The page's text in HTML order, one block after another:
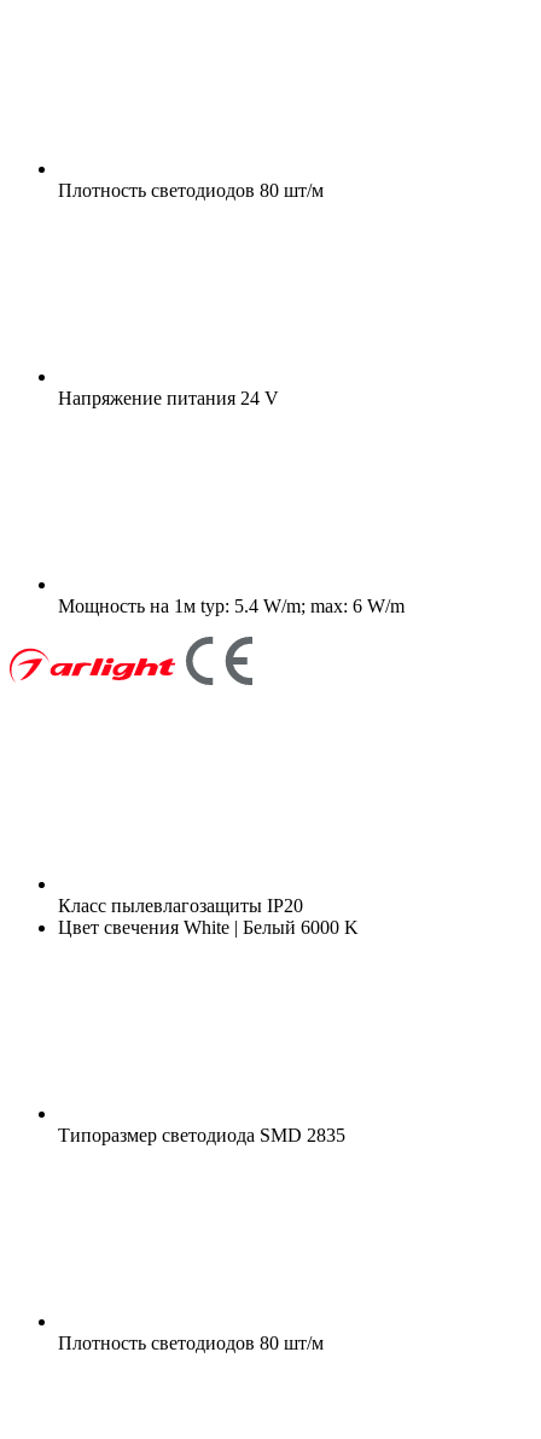
Плотность светодиодов 80 шт/м
Напряжение питания 24 V
Мощность на 1м typ: 5.4 W/m; max: 6 W/m
Класс пылевлагозащиты IP20
Цвет свечения White | Белый 6000 K
Типоразмер светодиода SMD 2835
Плотность светодиодов 80 шт/м